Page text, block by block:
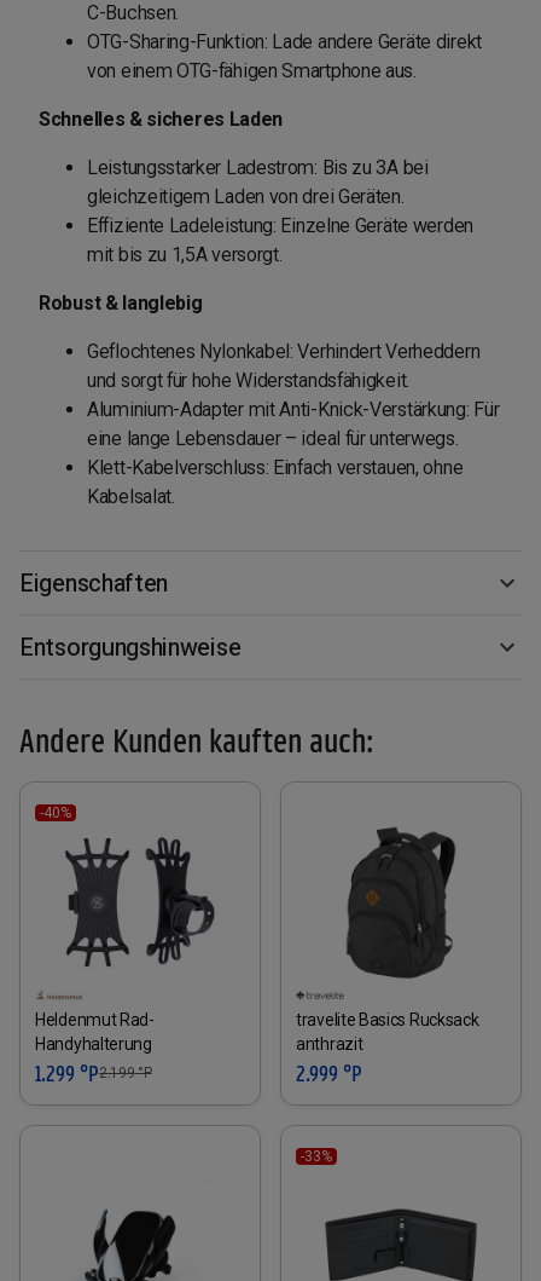
C-Buchsen.
OTG-Sharing-Funktion: Lade andere Geräte direkt
von einem OTG-fähigen Smartphone aus.
Schnelles & sicheres Laden
Leistungsstarker Ladestrom: Bis zu 3A bei
gleichzeitigem Laden von drei Geräten.
Effiziente Ladeleistung: Einzelne Geräte werden
mit bis zu 1,5A versorgt.
Robust & langlebig
Geflochtenes Nylonkabel: Verhindert Verheddern
und sorgt für hohe Widerstandsfähigkeit.
Aluminium-Adapter mit Anti-Knick-Verstärkung: Für
eine lange Lebensdauer – ideal für unterwegs.
Klett-Kabelverschluss: Einfach verstauen, ohne
Kabelsalat.
Eigenschaften
Entsorgungshinweise
Andere Kunden kauften auch:
-40%
Heldenmut Rad-
Handyhalterung
1.299 °P2.199°P
travelite Basics Rucksack
anthrazit
2.999 °P
-33%